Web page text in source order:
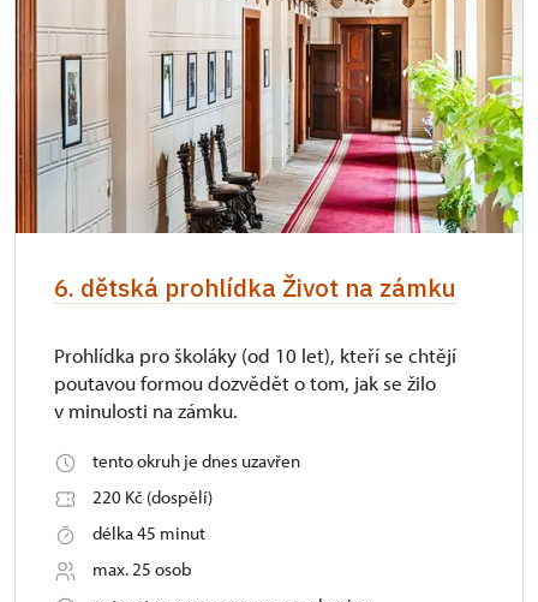
6. dětská prohlídka Život na zámku
Prohlídka pro školáky (od 10 let), kteří se chtějí
poutavou formou dozvědět o tom, jak se žilo
v minulosti na zámku.
tento okruh je dnes uzavřen
220 Kč (dospělí)
délka 45 minut
max. 25 osob